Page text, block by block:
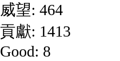
威望: 464
貢獻: 1413
Good: 8